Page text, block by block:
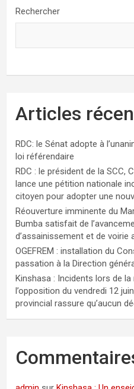
Rechercher
Articles
RDC: le Sénat adopte à
loi référendaire
RDC : le président de la SCC,
lance une pétition nationale
citoyen pour adopter une
Réouverture imminente du
Bumba satisfait de
d’assainissement et de voirie
OGEFREM : installation du
passation à la Direction
Kinshasa : Incidents lors de
l’opposition du vendredi 12
provincial rassure qu’aucun